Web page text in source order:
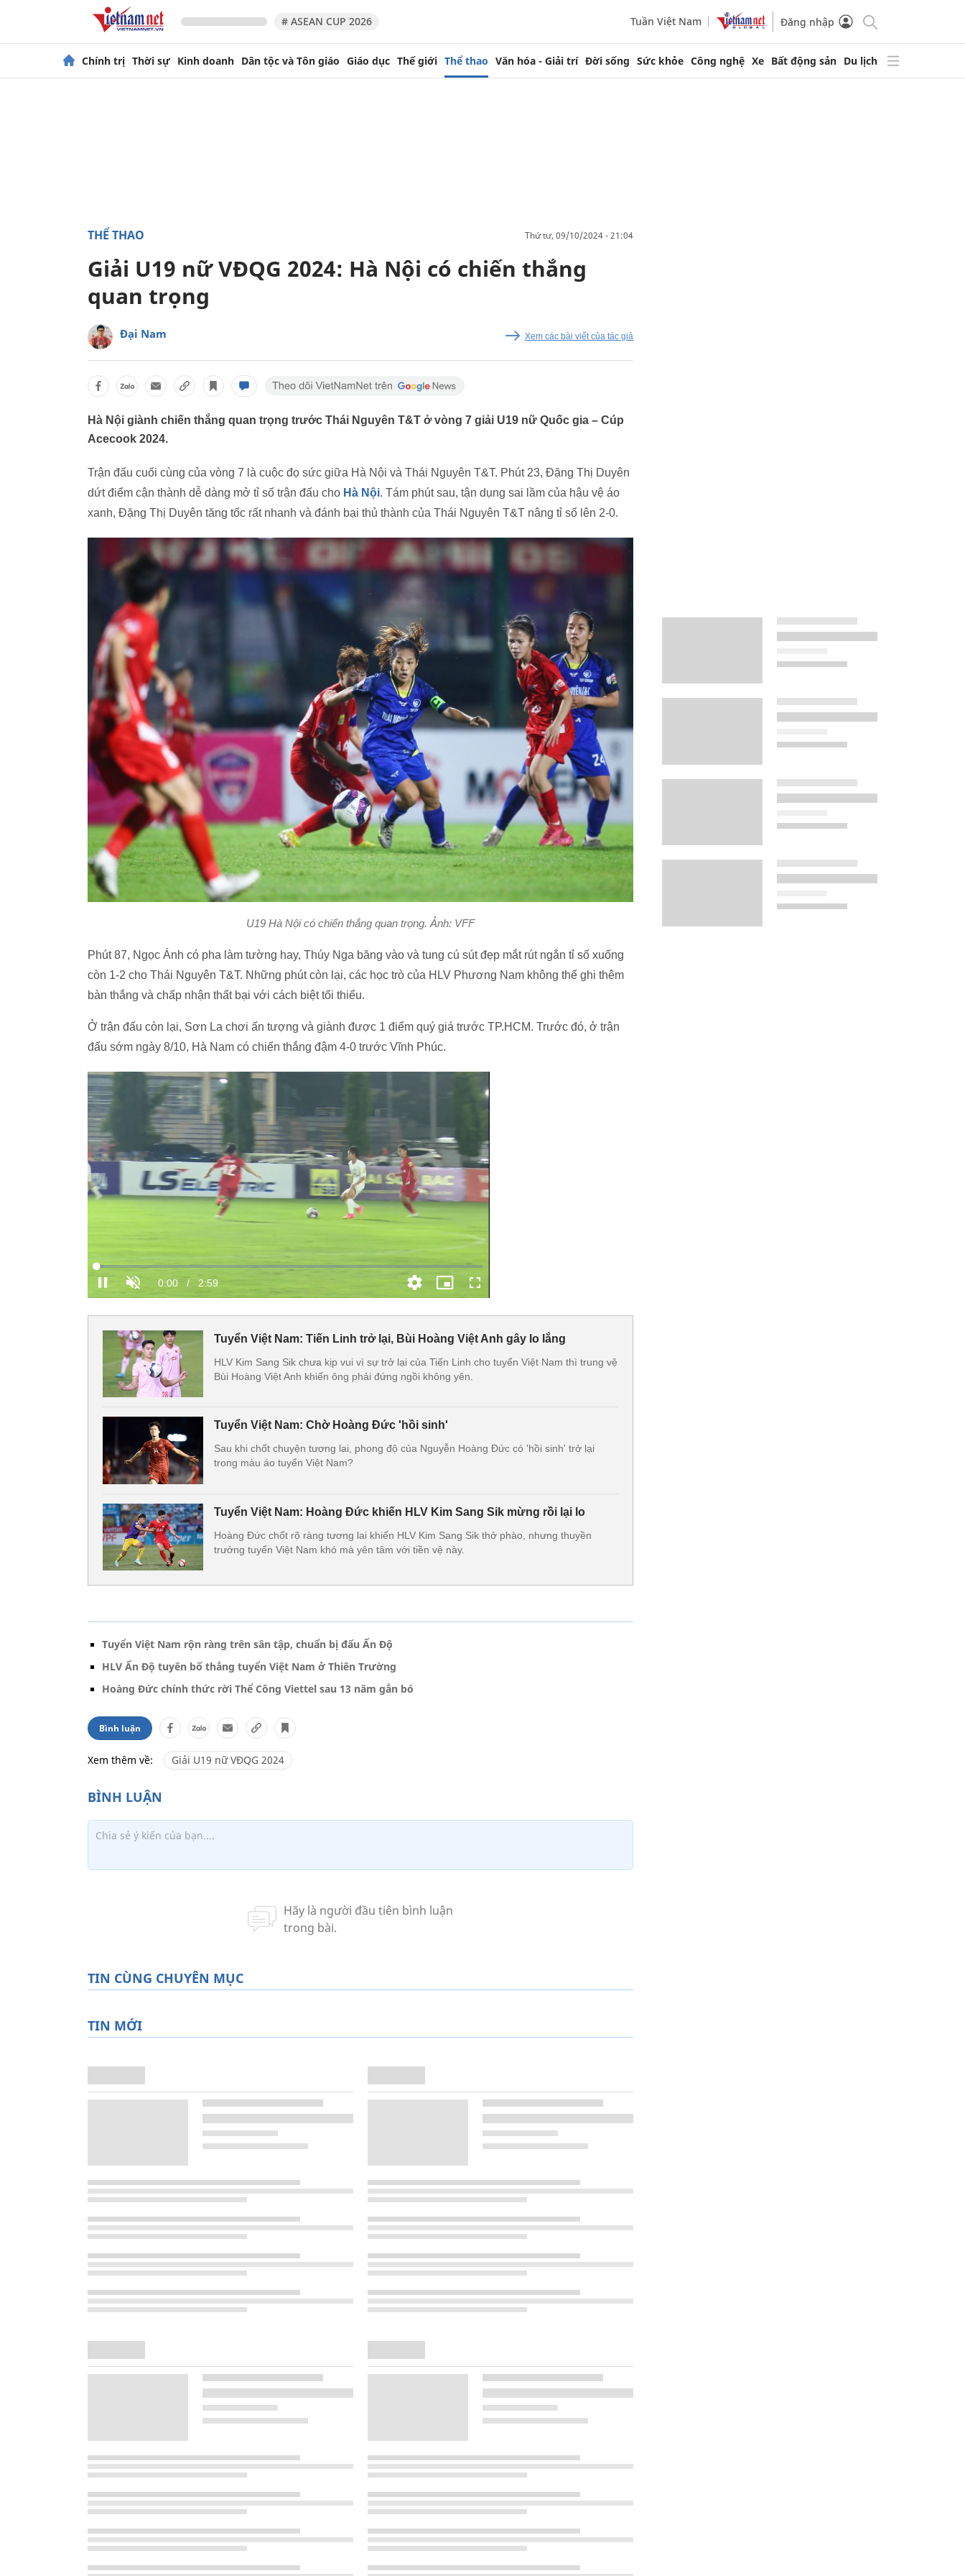
# ASEAN CUP 2026 Tuần Việt Nam Đăng nhập
Chính trị Thời sự Kinh doanh Dân tộc và Tôn giáo Giáo dục Thế giới Thể thao Văn hóa - Giải trí Đời sống Sức khỏe Công nghệ Xe Bất động sản Du lịch
THỂ THAO thứ tư, 09/10/2024 - 21:04
Giải U19 nữ VĐQG 2024: Hà Nội có chiến thắng
quan trọng
Đại Nam Xem các bài viết của tác giả
Hà Nội giành chiến thắng quan trọng trước Thái Nguyên T&T ở vòng 7 giải U19 nữ Quốc gia – Cúp
Acecook 2024.
Trận đấu cuối cùng của vòng 7 là cuộc đọ sức giữa Hà Nội và Thái Nguyên T&T. Phút 23, Đặng Thị Duyên
dứt điểm cận thành dễ dàng mở tỉ số trận đấu cho Hà Nội. Tám phút sau, tận dụng sai lầm của hậu vệ áo
xanh, Đặng Thị Duyên tăng tốc rất nhanh và đánh bại thủ thành của Thái Nguyên T&T nâng tỉ số lên 2-0.
U19 Hà Nội có chiến thắng quan trọng. Ảnh: VFF
Phút 87, Ngọc Ánh có pha làm tường hay, Thúy Nga băng vào và tung cú sút đẹp mắt rút ngắn tỉ số xuống
còn 1-2 cho Thái Nguyên T&T. Những phút còn lại, các học trò của HLV Phương Nam không thể ghi thêm
bàn thắng và chấp nhận thất bại với cách biệt tối thiểu.
Ở trận đấu còn lại, Sơn La chơi ấn tượng và giành được 1 điểm quý giá trước TP.HCM. Trước đó, ở trận
đấu sớm ngày 8/10, Hà Nam có chiến thắng đậm 4-0 trước Vĩnh Phúc.
Tuyển Việt Nam: Tiến Linh trở lại, Bùi Hoàng Việt Anh gây lo lắng
HLV Kim Sang Sik chưa kịp vui vì sự trở lại của Tiến Linh cho tuyển Việt Nam thì trung vệ
Bùi Hoàng Việt Anh khiến ông phải đứng ngồi không yên.
Tuyển Việt Nam: Chờ Hoàng Đức 'hồi sinh'
Sau khi chốt chuyện tương lai, phong độ của Nguyễn Hoàng Đức có 'hồi sinh' trở lại
trong màu áo tuyển Việt Nam?
Tuyển Việt Nam: Hoàng Đức khiến HLV Kim Sang Sik mừng rồi lại lo
Hoàng Đức chốt rõ ràng tương lai khiến HLV Kim Sang Sik thở phào, nhưng thuyền
trưởng tuyển Việt Nam khó mà yên tâm với tiền vệ này.
Tuyển Việt Nam rộn ràng trên sân tập, chuẩn bị đấu Ấn Độ
HLV Ấn Độ tuyên bố thắng tuyển Việt Nam ở Thiên Trường
Hoàng Đức chính thức rời Thể Công Viettel sau 13 năm gắn bó
Bình luận
Xem thêm về: Giải U19 nữ VĐQG 2024
TIN CÙNG CHUYÊN MỤC
TIN MỚI